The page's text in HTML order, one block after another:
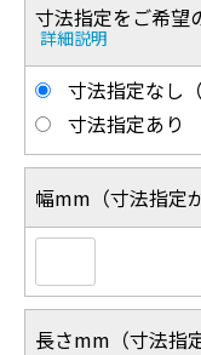
寸法指定をご希望
詳細説明
寸法指定なし
寸法指定あり
幅mm（寸法指定
長さmm（寸法指